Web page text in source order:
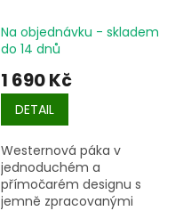
Na objednávku - skladem
do 14 dnů
1 690 Kč
DETAIL
Westernová páka v
jednoduchém a
přímočarém designu s
jemně zpracovanými